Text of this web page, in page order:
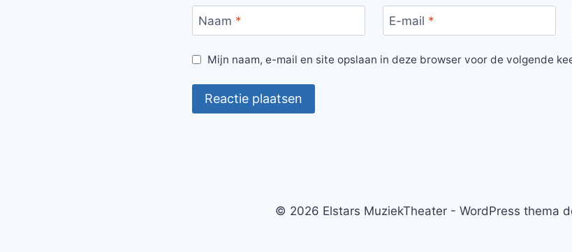
Naam * E-mail *
Mijn naam, e-mail en site opslaan in deze browser voor de volgende
© 2026 Elstars MuziekTheater - WordPress thema